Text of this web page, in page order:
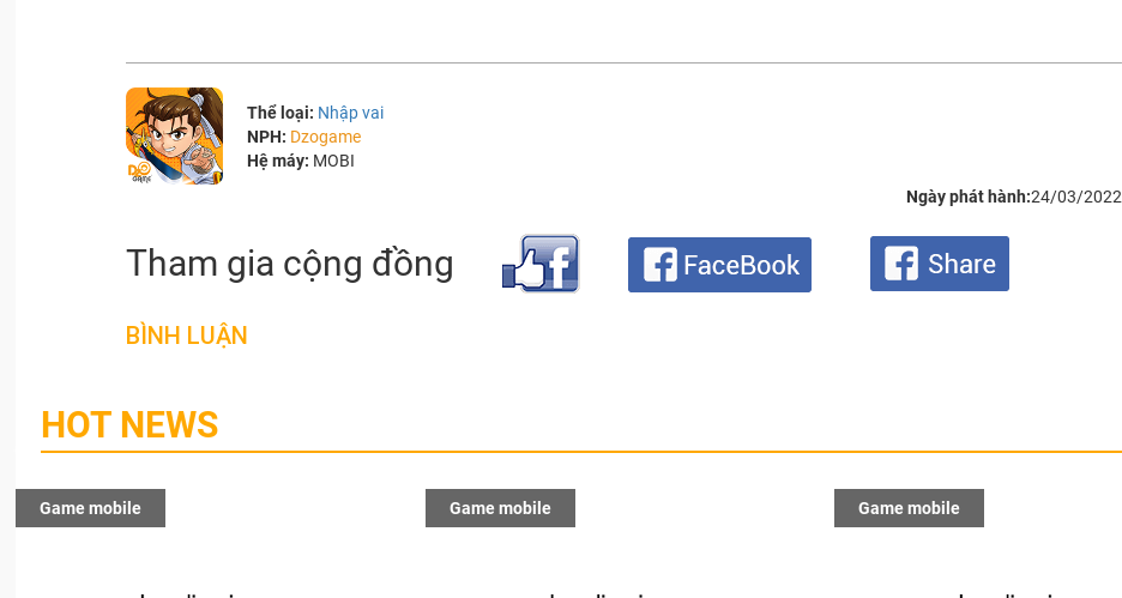
Thể loại: Nhập vai
NPH: Dzogame
Hệ máy: MOBI
Ngày phát hành:24/03/2022
Tham gia cộng đồng
BÌNH LUẬN
HOT NEWS
Game mobile Game mobile Game mobile